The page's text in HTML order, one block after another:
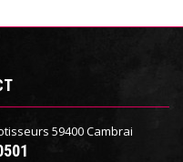
59400 Cambrai